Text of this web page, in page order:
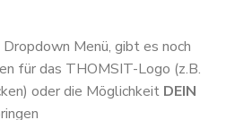
Menü, gibt es noch
für das THOMSIT-Logo (z.B.
oder die Möglichkeit DEIN